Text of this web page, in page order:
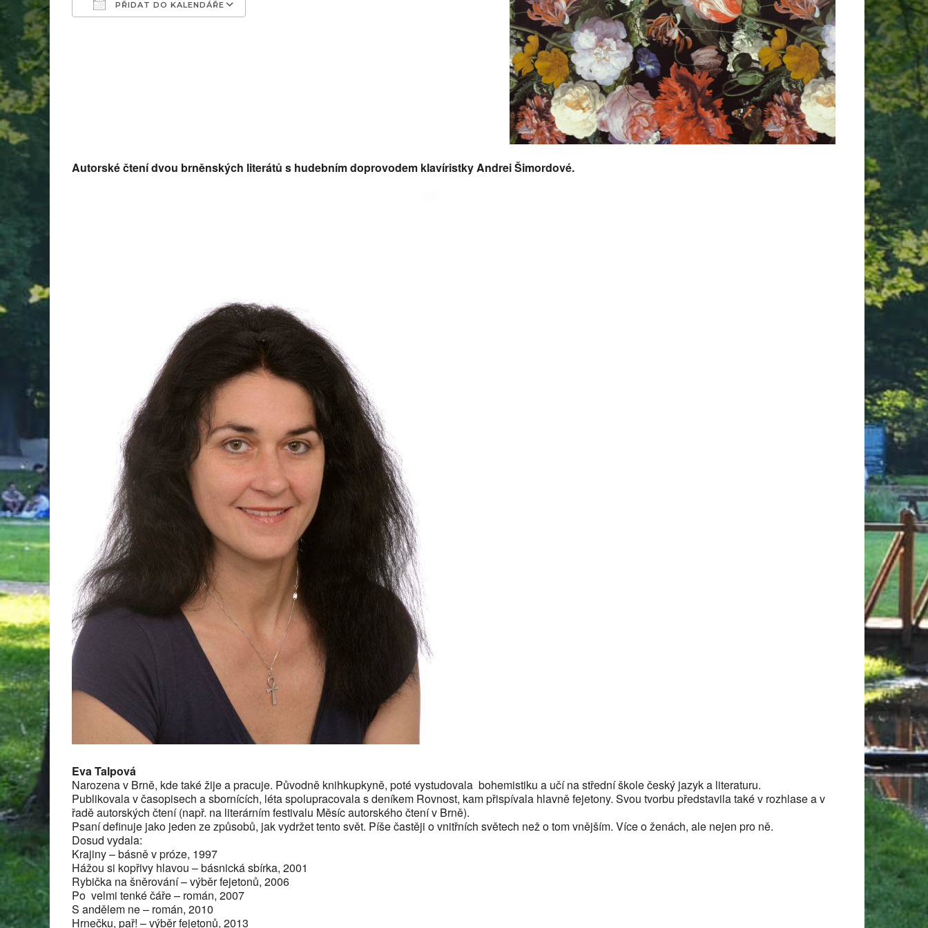
PŘIDAT DO KALENDÁŘE
Office 365 Outlook Live
Autorské čtení dvou brněnských literátů s hudebním doprovodem klavíristky Andrei Šimordové.
Eva Talpová
Narozena v Brně, kde také žije a pracuje. Původně knihkupkyně, poté vystudovala bohemistiku a učí na střední škole český jazyk a literaturu.
Publikovala v časopisech a sbornících, léta spolupracovala s deníkem Rovnost, kam přispívala hlavně fejetony. Svou tvorbu představila také v rozhlase a v
řadě autorských čtení (např. na literárním festivalu Měsíc autorského čtení v Brně).
Psaní definuje jako jeden ze způsobů, jak vydržet tento svět. Píše častěji o vnitřních světech než o tom vnějším. Více o ženách, ale nejen pro ně.
Dosud vydala:
Krajiny – básně v próze, 1997
Hážou si kopřivy hlavou – básnická sbírka, 2001
Rybička na šněrování – výběr fejetonů, 2006
Po velmi tenké čáře – román, 2007
S andělem ne – román, 2010
Hrnečku, pař! – výběr fejetonů, 2013